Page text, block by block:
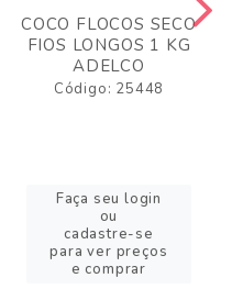
COCO FLOCOS SECO
FIOS LONGOS 1 KG
ADELCO
Código: 25448
Faça seu login
ou
cadastre-se
para ver preços
e comprar